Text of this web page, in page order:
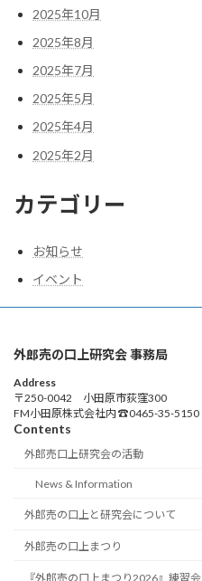
2025年10月
2025年8月
2025年7月
2025年5月
2025年4月
2025年2月
カテゴリー
お知らせ
イベント
外郎売の口上研究会 事務局
Address
〒250-0042 小田原市荻窪300
FM小田原株式会社内 ☎0465-35-5150
Contents
外郎売口上研究会の活動
News & Information
外郎売の口上と研究会について
外郎売の口上まつり
『外郎売の口上まつり2026』練習会